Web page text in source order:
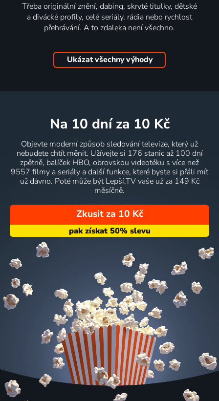
Třeba originální znění, dabing, skryté titulky, dětské
a divácké profily, celé seriály, rádia nebo rychlost
přehrávání. A to zdaleka není všechno.
Ukázat všechny výhody
na 10 dní za 10 Kč
Objevte moderní způsob sledování televize, který už
nebudete chtít měnit. Užívejte si 176 stanic až 100 dní
zpětně, balíček HBO, obrovskou videotéku s více než
9557 filmy a seriály a další funkce, které byste si přáli mít
už dávno. Poté může být Lepší.TV vaše už za 149 Kč
měsíčně.
Zkusit za 10 Kč